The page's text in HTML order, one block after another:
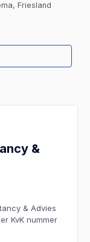
Friesland
&
& Advies
KvK nummer